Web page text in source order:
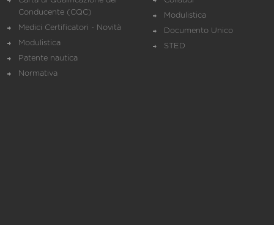
Conducente (CQC)
Medici Certificatori - Novità
Modulistica
Patente nautica
Normativa
Modulistica
Documento Unico
STED